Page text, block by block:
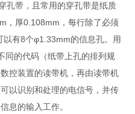
孔带，且常用的穿孔带是纸质
，厚0.108mm，每行除了必须
有8个φ1.33mm的信息孔。用
同的代码（纸带上孔的排列规
控装置的读带机，再由读带机
以识别和处理的电信号，并传
息的输入工作。